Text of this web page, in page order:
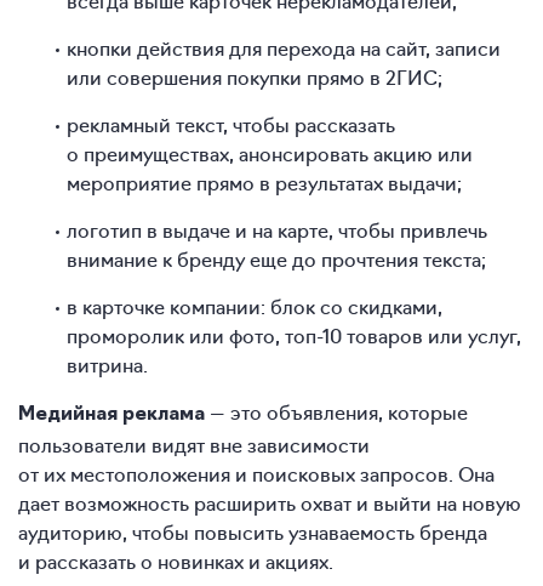
кнопки действия для перехода на сайт, записи
или совершения покупки прямо в 2ГИС;
рекламный текст, чтобы рассказать
о преимуществах, анонсировать акцию или
мероприятие прямо в результатах выдачи;
логотип в выдаче и на карте, чтобы привлечь
внимание к бренду еще до прочтения текста;
в карточке компании: блок со скидками,
проморолик или фото, топ-10 товаров или услуг,
витрина.
Медийная реклама — это объявления, которые
пользователи видят вне зависимости
от их местоположения и поисковых запросов. Она
дает возможность расширить охват и выйти на новую
аудиторию, чтобы повысить узнаваемость бренда
и рассказать о новинках и акциях.